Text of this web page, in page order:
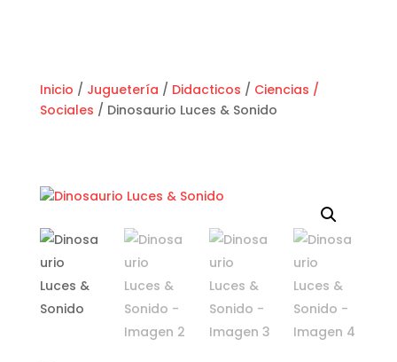
Inicio / Juguetería / Didacticos / Ciencias /
Sociales / Dinosaurio Luces & Sonido